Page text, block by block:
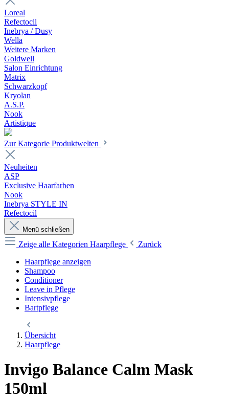
Loreal
Refectocil
Inebrya / Dusy
Wella
Weitere Marken
Goldwell
Salon Einrichtung
Matrix
Schwarzkopf
Kryolan
A.S.P.
Nook
Artistique
Zur Kategorie Produktwelten
Neuheiten
ASP
Exclusive Haarfarben
Nook
Inebrya STYLE IN
Refectocil
Menü schließen
Zeige alle Kategorien Haarpflege
Zurück
Haarpflege anzeigen
Shampoo
Conditioner
Leave in Pflege
Intensivpflege
Bartpflege
Übersicht
Haarpflege
Invigo Balance Calm Mask
150ml